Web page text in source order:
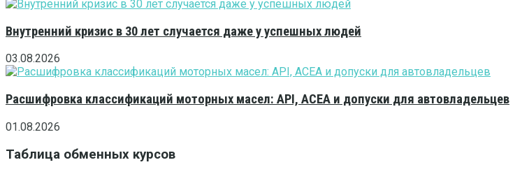
Внутренний кризис в 30 лет случается даже у успешных людей
03.08.2026
Расшифровка классификаций моторных масел: API, ACEA и допуски для автовладельцев
01.08.2026
Таблица обменных курсов